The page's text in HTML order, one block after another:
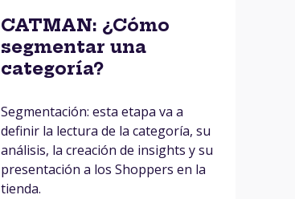
CATMAN: ¿Cómo
segmentar una
categoría?
Segmentación: esta etapa va a
definir la lectura de la categoría, su
análisis, la creación de insights y su
presentación a los Shoppers en la
tienda.